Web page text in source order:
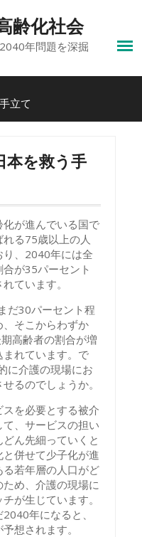
齢化社会
年問題を深掘
立て
本を救う手
が進んでいる国で
る75歳以上の人
り、2040年には全
が35パーセント
ています。
だ30パーセント程
そこからわずか
高齢者の割合が増
れています。で
に介護の現場にお
るのでしょうか。
を必要とする被介
、サービスの担い
ん先細っていくと
併せて少子化が進
若年層の人口がど
め、介護の現場に
が生じています。
年になると、
想されます。